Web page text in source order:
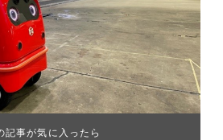
記事が気に入ったら